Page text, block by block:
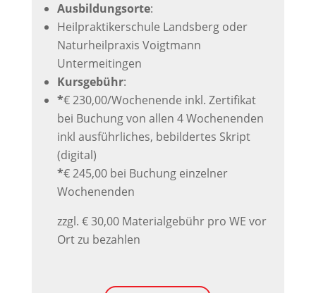
Ausbildungsorte:
Heilpraktikerschule Landsberg oder
Naturheilpraxis Voigtmann
Untermeitingen
Kursgebühr:
*€ 230,00/Wochenende inkl. Zertifikat
bei Buchung von allen 4 Wochenenden
inkl ausführliches, bebildertes Skript
(digital)
*€ 245,00 bei Buchung einzelner
Wochenenden
zzgl. € 30,00 Materialgebühr pro WE vor
Ort zu bezahlen